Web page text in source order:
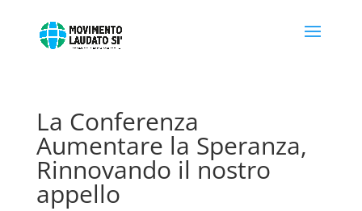
La Conferenza
Aumentare la Speranza,
Rinnovando il nostro
appello